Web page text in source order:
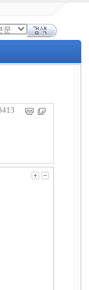
3413